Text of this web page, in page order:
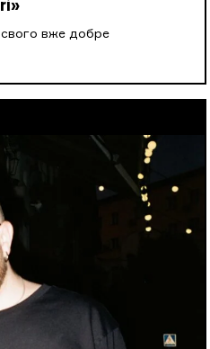
свого вже добре